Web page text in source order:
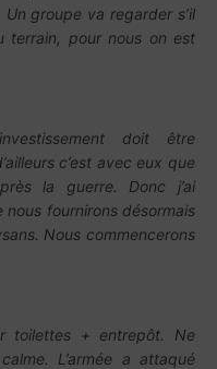
groupe va regarder s’il
terrain, pour nous on est
doit être
c’est avec eux que
la guerre. Donc j’ai
fournirons désormais
Nous commencerons
toilettes + entrepôt. Ne
L’armée a attaqué